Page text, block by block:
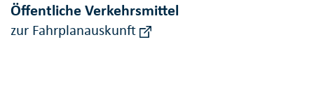
Öffentliche Verkehrsmittel
zur Fahrplanauskunft